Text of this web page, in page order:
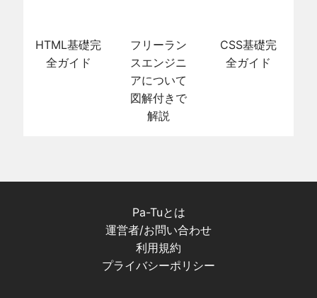
HTML基礎完
全ガイド
フリーラン
スエンジニ
アについて
図解付きで
解説
CSS基礎完
全ガイド
Pa-Tuとは
運営者/お問い合わせ
利用規約
プライバシーポリシー